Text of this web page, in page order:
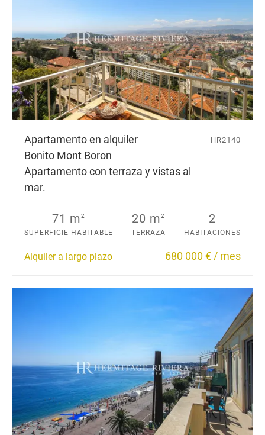
Apartamento en alquiler
Bonito Mont Boron
Apartamento con terraza y vistas al
mar.
HR2140
71 m2
SUPERFICIE HABITABLE
20 m2
TERRAZA
2
HABITACIONES
Alquiler a largo plazo 680 000 € / mes